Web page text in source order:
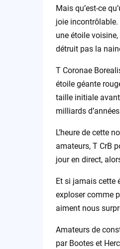
Mais qu’est-ce
joie incontrôlable.
une étoile
détruit pas la
T Coronae
étoile géante
taille initiale
milliards
L’heure de cette
amateurs, T CrB
jour en direct,
Et si jamais cette
exploser comme
aiment nous
Amateurs de
par Bootes et